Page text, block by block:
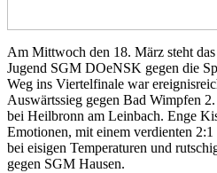
Am Mittwoch den 18. März steht
Jugend SGM DOeNSK gegen die
Weg ins Viertelfinale war
Auswärtssieg gegen Bad Wimpfen
bei Heilbronn am Leinbach. Enge
Emotionen, mit einem verdienten
bei eisigen Temperaturen und
gegen SGM Hausen.